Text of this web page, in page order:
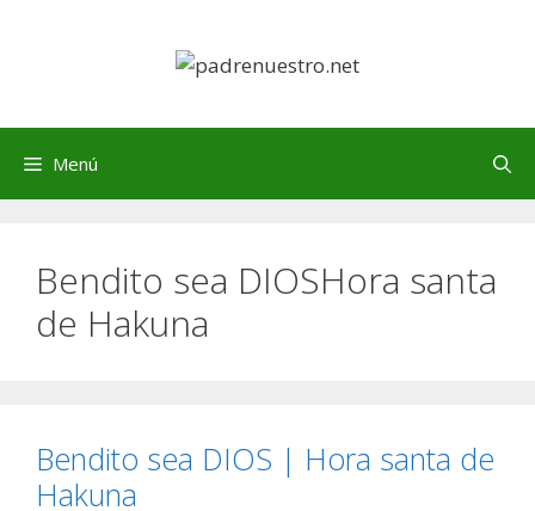
Menú
Bendito sea DIOSHora santa
de Hakuna
Bendito sea DIOS | Hora santa de
Hakuna